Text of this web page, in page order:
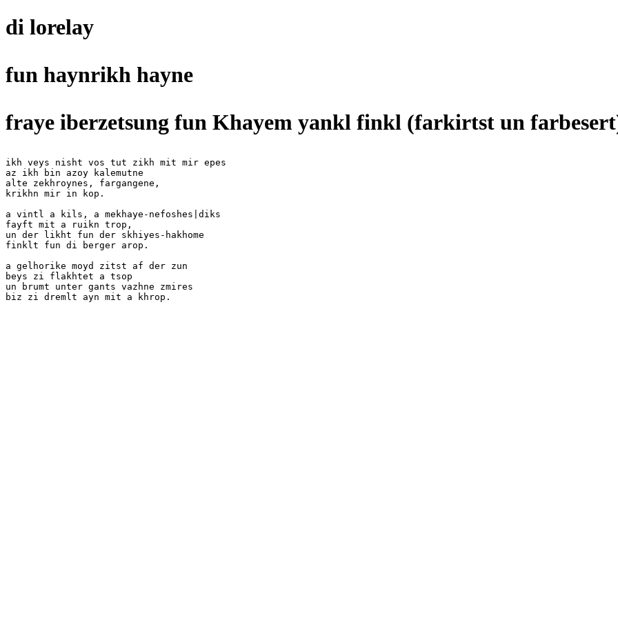
di lorelay
fun haynrikh hayne
fraye iberzetsung fun Khayem yankl finkl (farkirtst un
ikh veys nisht vos tut zikh mit mir epes
az ikh bin azoy kalemutne
alte zekhroynes, fargangene,
krikhn mir in kop.
a vintl a kils, a mekhaye-nefoshes|diks
fayft mit a ruikn trop,
un der likht fun der skhiyes-hakhome
finklt fun di berger arop.
a gelhorike moyd zitst af der zun
beys zi flakhtet a tsop
un brumt unter gants vazhne zmires